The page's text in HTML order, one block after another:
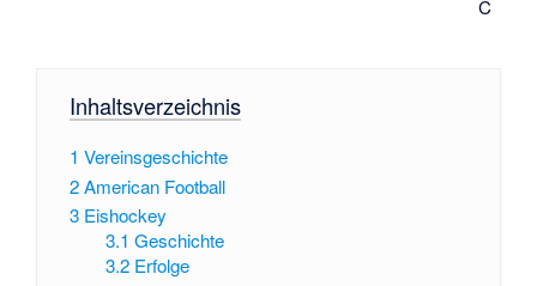
C
Inhaltsverzeichnis
1 Vereinsgeschichte
2American Football
3 Eishockey
3.1 Geschichte
3.2 Erfolge